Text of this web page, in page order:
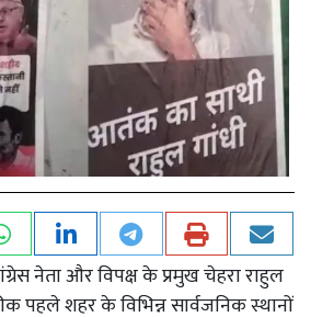
नेता और विपक्ष के प्रमुख चेहरा राहुल
पहले शहर के विभिन्न सार्वजनिक स्थानों